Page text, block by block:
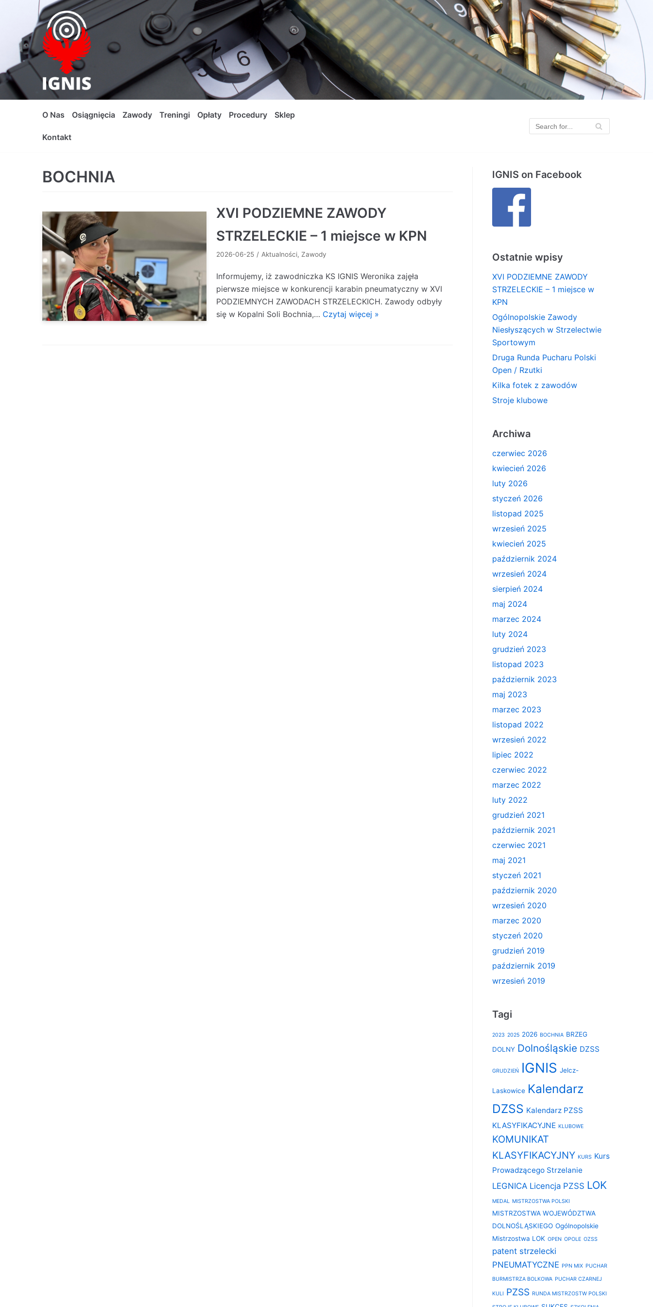
treści
O Nas Osiągnięcia Zawody Treningi Opłaty Procedury Sklep
Kontakt
BOCHNIA
XVI PODZIEMNE ZAWODY
STRZELECKIE – 1 miejsce w KPN
2026-06-25 Aktualności, Zawody
Informujemy, iż zawodniczka KS IGNIS Weronika zajęła
pierwsze miejsce w konkurencji karabin pneumatyczny w XVI
PODZIEMNYCH ZAWODACH STRZELECKICH. Zawody odbyły
się w Kopalni Soli Bochnia,… Czytaj więcej »
IGNIS on Facebook
Ostatnie wpisy
XVI PODZIEMNE ZAWODY
STRZELECKIE – 1 miejsce w
KPN
Ogólnopolskie Zawody
Niesłyszących w Strzelectwie
Sportowym
Druga Runda Pucharu Polski
Open / Rzutki
Kilka fotek z zawodów
Stroje klubowe
Archiwa
czerwiec 2026
kwiecień 2026
luty 2026
styczeń 2026
listopad 2025
wrzesień 2025
kwiecień 2025
październik 2024
wrzesień 2024
sierpień 2024
maj 2024
marzec 2024
luty 2024
grudzień 2023
listopad 2023
październik 2023
maj 2023
marzec 2023
listopad 2022
wrzesień 2022
lipiec 2022
czerwiec 2022
marzec 2022
luty 2022
grudzień 2021
październik 2021
czerwiec 2021
maj 2021
styczeń 2021
październik 2020
wrzesień 2020
marzec 2020
styczeń 2020
grudzień 2019
październik 2019
wrzesień 2019
Tagi
2023 2025 2026 BOCHNIA BRZEG
DOLNY Dolnośląskie DZSS
GRUDZIEŃ IGNIS Jelcz-
Laskowice Kalendarz
DZSS Kalendarz PZSS
KLASYFIKACYJNE KLUBOWE
KOMUNIKAT
KLASYFIKACYJNY KURS Kurs
Prowadzącego Strzelanie
LEGNICA Licencja PZSS LOK
MEDAL MISTRZOSTWA POLSKI
MISTRZOSTWA WOJEWÓDZTWA
DOLNOŚLĄSKIEGO Ogólnopolskie
Mistrzostwa LOK OPEN OPOLE OZSS
patent strzelecki
PNEUMATYCZNE PPN MIX PUCHAR
BURMISTRZA BOLKOWA PUCHAR CZARNEJ
KULI PZSS RUNDA MISTRZOSTW POLSKI